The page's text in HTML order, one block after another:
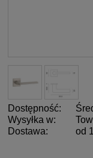
Dostępność:
Wysyłka w:
Dostawa:
od
Cena nie zawiera